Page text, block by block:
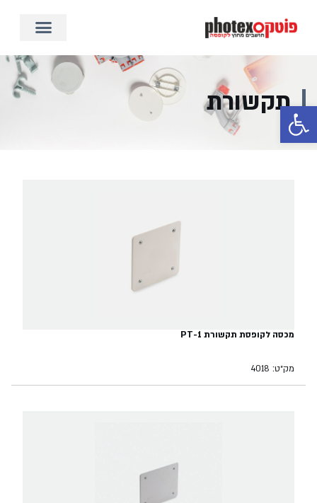
פתח סרגל נגישות
תקשורת
מכסה לקופסת תקשורת PT-1
מק״ט: 4018